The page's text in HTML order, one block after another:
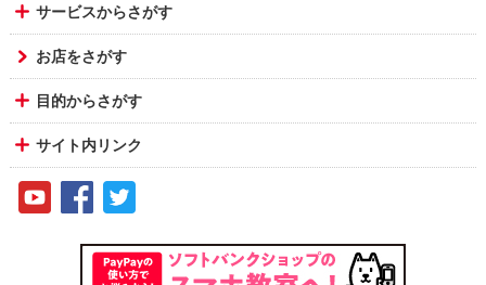
サービスからさがす
お店をさがす
目的からさがす
サイト内リンク